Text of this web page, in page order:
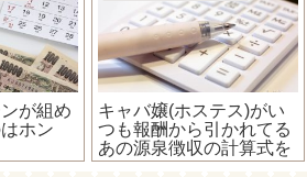
が組め
ホン
キャバ嬢(ホステス)がい
つも報酬から引かれてる
あの源泉徴収の計算式を
教えちゃうよ～！